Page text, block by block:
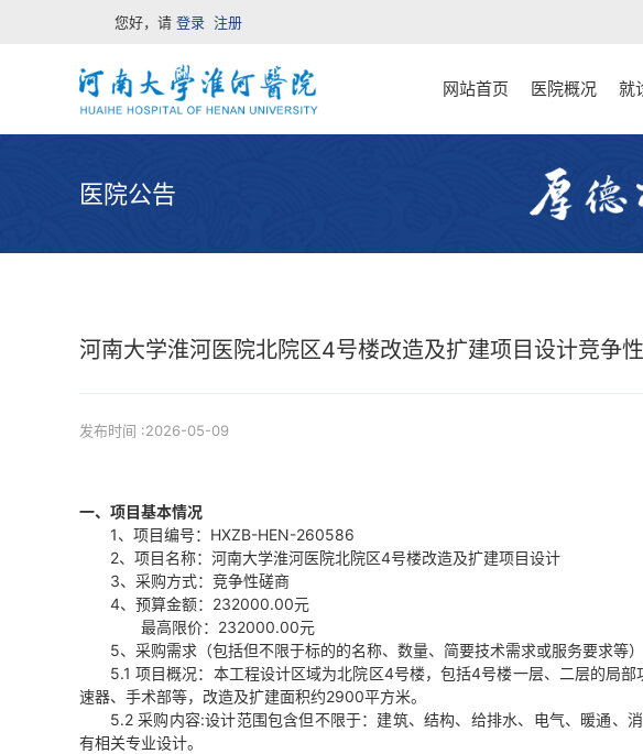
您好，请 登录 注册
网站首页 医院概况 就
医院公告
河南大学淮河医院北院区4号楼改造及扩建项目设计竞争
发布时间 :2026-05-09
一、项目基本情况
1、项目编号：HXZB-HEN-260586
2、项目名称： 河南大学淮河医院北院区4号楼改造及扩建项目设计
3、采购方式：竞争性磋商
4、预算金额：232000.00元
最高限价：232000.00元
5、采购需求（包括但不限于标的的名称、数量、简要技术需求或服务要求等）
5.1 项目概况： 本工程设计区域为北院区4号楼，包括4号楼一层、二层的局
速器、手术部等，改造及扩建面积约2900平方米。
5.2 采购内容:设计范围包含但不限于：建筑、结构、给排水、电气、暖通、
有相关专业设计。